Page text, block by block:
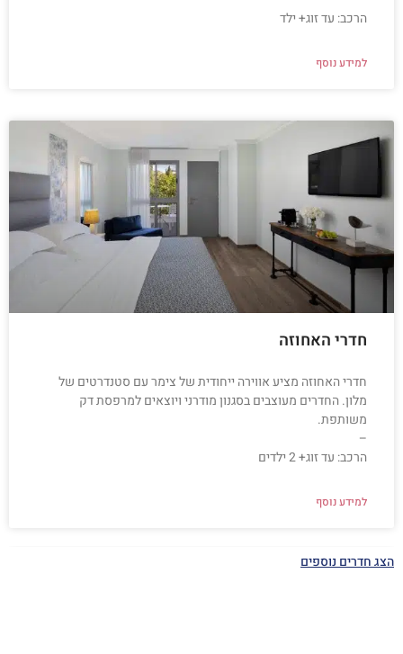
הרכב: עד זוג+ ילד
למידע נוסף
חדרי האחוזה
חדרי האחוזה מציע אווירה ייחודית של צימר עם סטנדרטים של
מלון. החדרים מעוצבים בסגנון מודרני ויוצאים למרפסת דק
משותפת.
–
הרכב: עד זוג+ 2 ילדים
למידע נוסף
הצג חדרים נוספים